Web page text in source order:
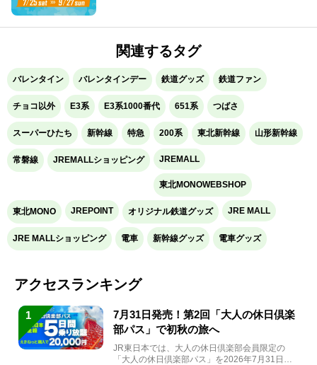
関連するタグ
バレンタイン バレンタインデー 鉄道グッズ 鉄道ファン
チョコ以外 E3系 E3系1000番代 651系 つばさ
スーパーひたち 新幹線 特急 200系 東北新幹線 山形新幹線
常磐線 JREMALLショッピング JREMALL
東北MONOWEBSHOP
東北MONO JREPOINT オリジナル鉄道グッズ JRE MALL
JRE MALLショッピング 電車 新幹線グッズ 電車グッズ
アクセスランキング
1
7月31日発売！第2回「大人の休日倶楽
部パス」で初秋の旅へ
JR東日本では、大人の休日倶楽部会員限定の
「大人の休日倶楽部パス」を2026年7月31日